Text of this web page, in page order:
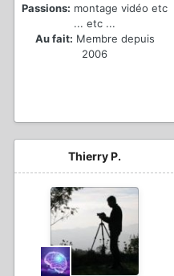
Passions: montage vidéo etc
... etc ...
Au fait: Membre depuis
2006
Thierry P.